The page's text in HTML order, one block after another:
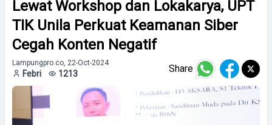
Lewat Workshop dan Lokakarya, UPT
TIK Unila Perkuat Keamanan Siber
Cegah Konten Negatif
Lampungpro.co, 22-Oct-2024
Febri 1213 Share